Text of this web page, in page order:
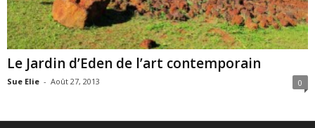
Le Jardin d’Eden de l’art contemporain
Sue Elie - Août 27, 2013 0